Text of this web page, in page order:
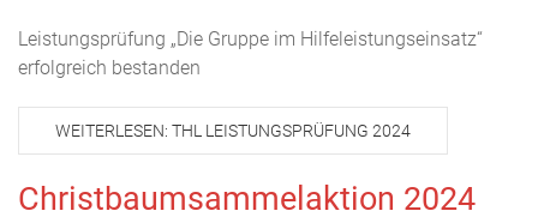
Leistungsprüfung „Die Gruppe im Hilfeleistungseinsatz“
erfolgreich bestanden
WEITERLESEN: THL LEISTUNGSPRÜFUNG 2024
Christbaumsammelaktion 2024